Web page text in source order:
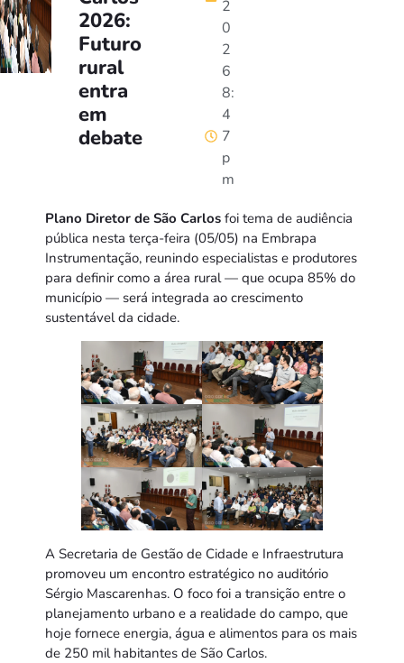
2026:
Futuro
rural
entra
em
debate
2
0
2
6
8:
4
7
p
m
Plano Diretor de São Carlos foi tema de audiência
pública nesta terça-feira (05/05) na Embrapa
Instrumentação, reunindo especialistas e produtores
para definir como a área rural — que ocupa 85% do
município — será integrada ao crescimento
sustentável da cidade.
A Secretaria de Gestão de Cidade e Infraestrutura
promoveu um encontro estratégico no auditório
Sérgio Mascarenhas. O foco foi a transição entre o
planejamento urbano e a realidade do campo, que
hoje fornece energia, água e alimentos para os mais
de 250 mil habitantes de São Carlos.